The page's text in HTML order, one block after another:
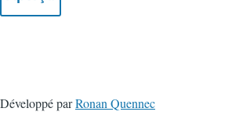
Développé parRonan Quennec